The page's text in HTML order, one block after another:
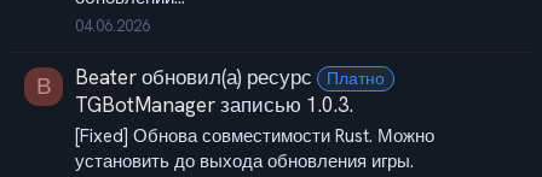
04.06.2026
B Beaterобновил(а) ресурс Платно
TGBotManagerзаписью 1.0.3.
[Fixed] Обнова совместимости Rust. Можно
установить до выхода обновления игры.